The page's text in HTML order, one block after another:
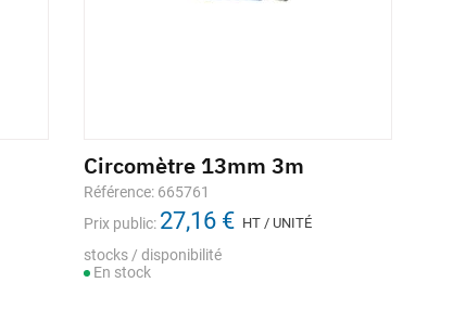
Circomètre 13mm 3m
Référence: 665761
Prix public: 27,16 € HT / UNITÉ
stocks / disponibilité
En stock